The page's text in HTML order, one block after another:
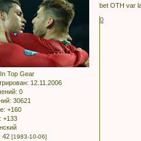
In Top Gear
: 12.11.2006
0
30621
+160
+133
42 [1983-10-06]
bet OTH var
0